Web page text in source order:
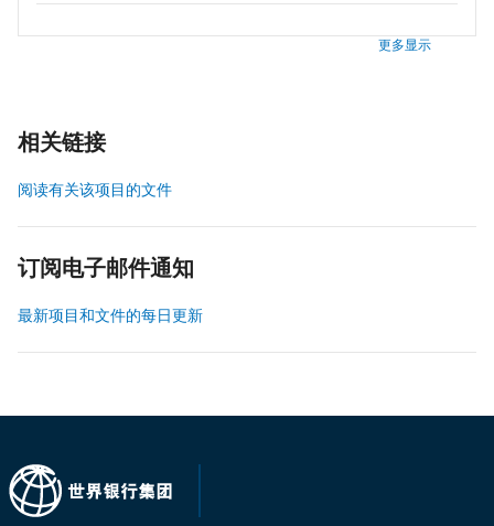
更多显示
相关链接
阅读有关该项目的文件
订阅电子邮件通知
最新项目和文件的每日更新